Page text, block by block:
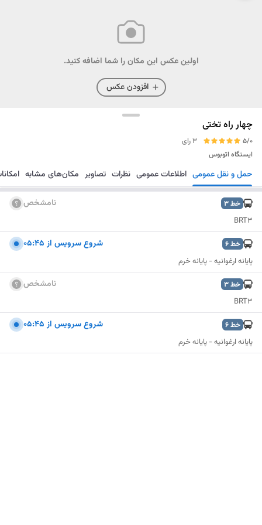
اولین عکس این مکان را شما اضافه کنید.
افزودن عکس
چهار راه تختی
5/0
3 رای
ایستگاه اتوبوس
مسیریابی ذخیره ارسال حمل و نقل عمومی اطلاعات عمومی نظرات تصاویر مکان‌های مشابه
خط3 نامشخص
BRT3
خط6 شروع سرویس از ۰۵:۴۵
پایانه ارغوانیه - پایانه خرم
خط3 نامشخص
BRT3
خط6 شروع سرویس از ۰۵:۴۵
پایانه ارغوانیه - پایانه خرم